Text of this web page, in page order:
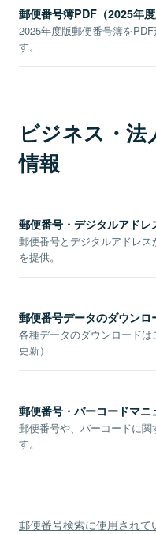
郵便番号簿PDF（2025年度
2025年度版郵便番号簿を
す。
ビジネス・
情報
郵便番号・デジタルアドレ
郵便番号とデジタルアドレ
を提供。
郵便番号データのダウンロ
各種データのダウンロード
更新）
郵便番号・バーコードマニ
郵便番号や、バーコードに
す。
郵便番号検索に使用されて